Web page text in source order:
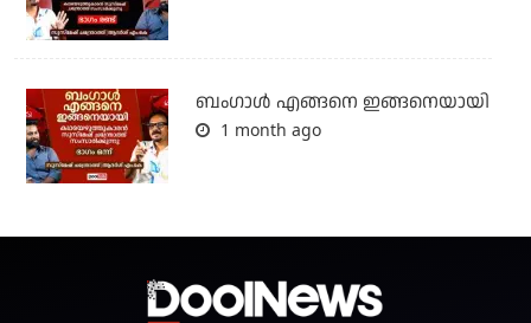
ബം​ഗാൾ എങ്ങനെ ഇങ്ങനെയായി
1 month ago